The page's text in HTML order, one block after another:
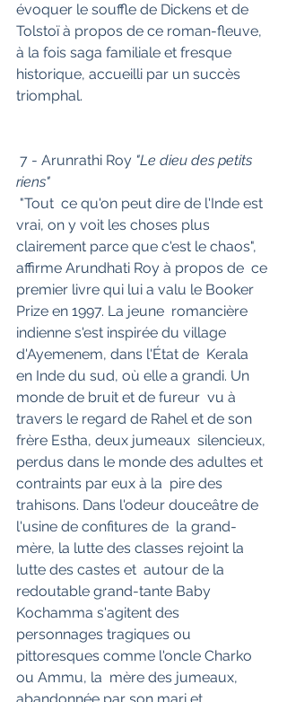
évoquer le souffle de Dickens et de
Tolstoï à propos de ce roman-fleuve,
à la fois saga familiale et fresque
historique, accueilli par un succès
triomphal.
7 - Arunrathi Roy "Le dieu des petits
riens"
vrai, on y voit les choses plus
clairement parce que c'est le chaos",
affirme Arundhati Roy à propos de  ce
premier livre qui lui a valu le Booker
Prize en 1997. La jeune  romancière
indienne s'est inspirée du village
d'Ayemenem, dans l'État de  Kerala
en Inde du sud, où elle a grandi. Un
monde de bruit et de fureur  vu à
travers le regard de Rahel et de son
frère Estha, deux jumeaux  silencieux,
perdus dans le monde des adultes et
contraints par eux à la  pire des
trahisons. Dans l'odeur douceâtre de
l'usine de confitures de  la grand-
mère, la lutte des classes rejoint la
lutte des castes et  autour de la
redoutable grand-tante Baby
Kochamma s'agitent des
personnages tragiques ou
pittoresques comme l'oncle Charko
ou Ammu, la  mère des jumeaux,